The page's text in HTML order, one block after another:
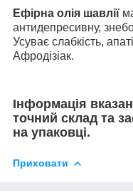
Ефірна олія шавлії
антидепресивну,
Усуває слабкість,
Афродізіак.
Інформація
точний склад та
на упаковці.
Приховати